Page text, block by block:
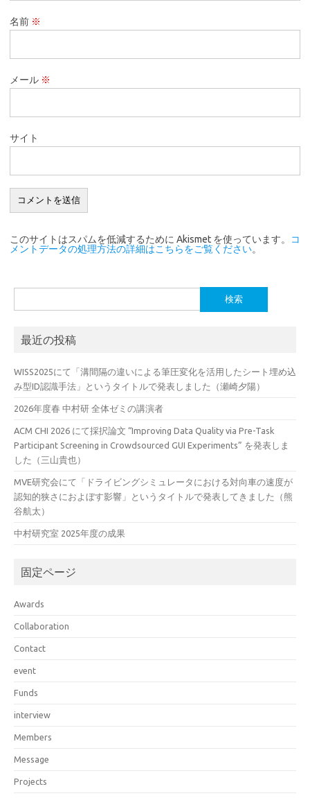
名前 ※
メール ※
サイト
このサイトはスパムを低減するために Akismet を使っています。
コ
メントデータの処理方法の詳細はこちらをご覧ください。
索:
最近の投稿
WISS2025にて「溝間隔の違いによる筆圧変化を活用したシート埋め込
み型ID認識手法」というタイトルで発表しました（瀬崎夕陽）
2026年度春 中村研 全体ゼミの講演者
ACM CHI 2026 にて採択論文 “Improving Data Quality via Pre-Task
Participant Screening in Crowdsourced GUI Experiments” を発表しま
した（三山貴也）
MVE研究会にて「ドライビングシミュレータにおける対向車の速度が
認知的狭さにおよぼす影響」というタイトルで発表してきました（熊
谷航太）
中村研究室 2025年度の成果
固定ページ
Awards
Collaboration
Contact
event
Funds
interview
Members
Message
Projects